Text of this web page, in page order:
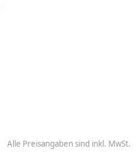
Alle Preisangaben sind inkl. MwSt.